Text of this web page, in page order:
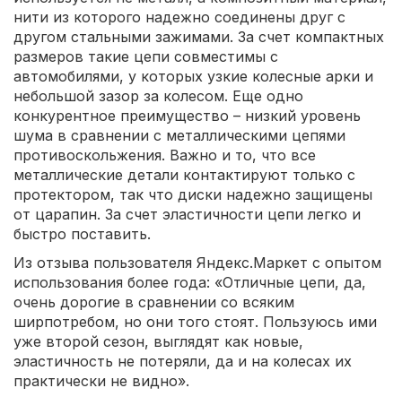
нити из которого надежно соединены друг с
другом стальными зажимами. За счет компактных
размеров такие цепи совместимы с
автомобилями, у которых узкие колесные арки и
небольшой зазор за колесом. Еще одно
конкурентное преимущество – низкий уровень
шума в сравнении с металлическими цепями
противоскольжения. Важно и то, что все
металлические детали контактируют только с
протектором, так что диски надежно защищены
от царапин. За счет эластичности цепи легко и
быстро поставить.
Из отзыва пользователя Яндекс.Маркет с опытом
использования более года: «Отличные цепи, да,
очень дорогие в сравнении со всяким
ширпотребом, но они того стоят. Пользуюсь ими
уже второй сезон, выглядят как новые,
эластичность не потеряли, да и на колесах их
практически не видно».